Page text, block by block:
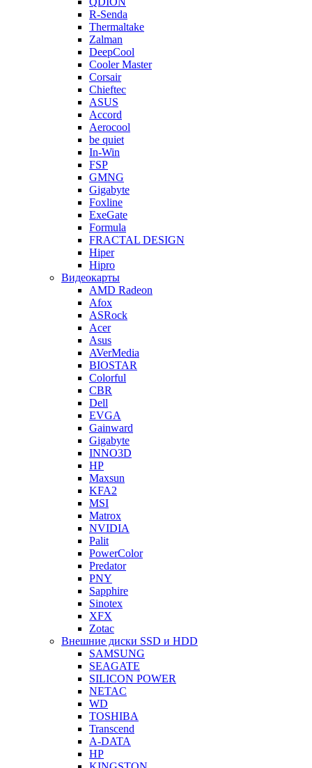
R-Senda
Thermaltake
Zalman
DeepCool
Cooler Master
Corsair
Chieftec
ASUS
Accord
Aerocool
be quiet
In-Win
FSP
GMNG
Gigabyte
Foxline
ExeGate
Formula
FRACTAL DESIGN
Hiper
Hipro
Видеокарты
AMD Radeon
Afox
ASRock
Acer
Asus
AVerMedia
BIOSTAR
Colorful
CBR
Dell
EVGA
Gainward
Gigabyte
INNO3D
HP
Maxsun
KFA2
MSI
Matrox
NVIDIA
Palit
PowerColor
Predator
PNY
Sapphire
Sinotex
XFX
Zotac
Внешние диски SSD и HDD
SAMSUNG
SEAGATE
SILICON POWER
NETAC
WD
TOSHIBA
Transcend
A-DATA
HP